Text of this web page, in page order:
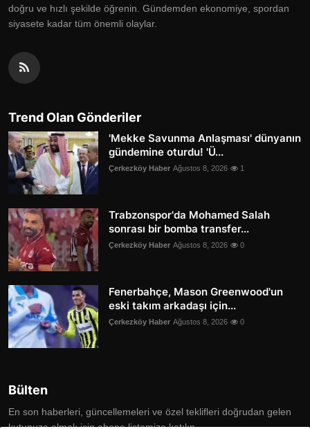
doğru ve hızlı şekilde öğrenin. Gündemden ekonomiye, spordan
siyasete kadar tüm önemli olaylar.
Trend Olan Gönderiler
'Mekke Savunma Anlaşması' dünyanın
gündemine oturdu! 'Ü...
Çerkezköy Haber Ağustos 8, 2026 1
Trabzonspor'da Mohamed Salah
sonrası bir bomba transfer...
Çerkezköy Haber Ağustos 8, 2026 0
Fenerbahçe, Mason Greenwood'un
eski takım arkadaşı için...
Çerkezköy Haber Ağustos 8, 2026 0
Bülten
En son haberleri, güncellemeleri ve özel teklifleri doğrudan gelen